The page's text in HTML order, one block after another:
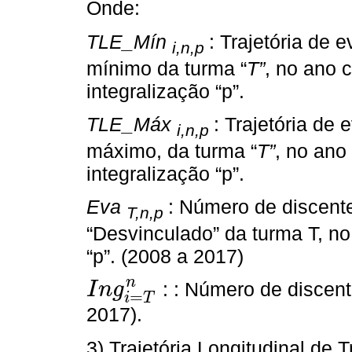
Onde:
TLE_Mín i,n,p : Trajetória de
mínimo da turma “T”, no ano
integralização “p”.
TLE_Máx i,n,p : Trajetória de
máximo, da turma “T”, no ano
integralização “p”.
Eva T,n,p : Número de
“Desvinculado” da turma T,
“p”. (2008 a 2017)
Ingn
i=T
In gi=Tn
: : Número de
2017).